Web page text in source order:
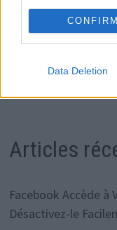
CONFIRM
Data Deletion
Articles
Facebook Accède à
Désactivez-le